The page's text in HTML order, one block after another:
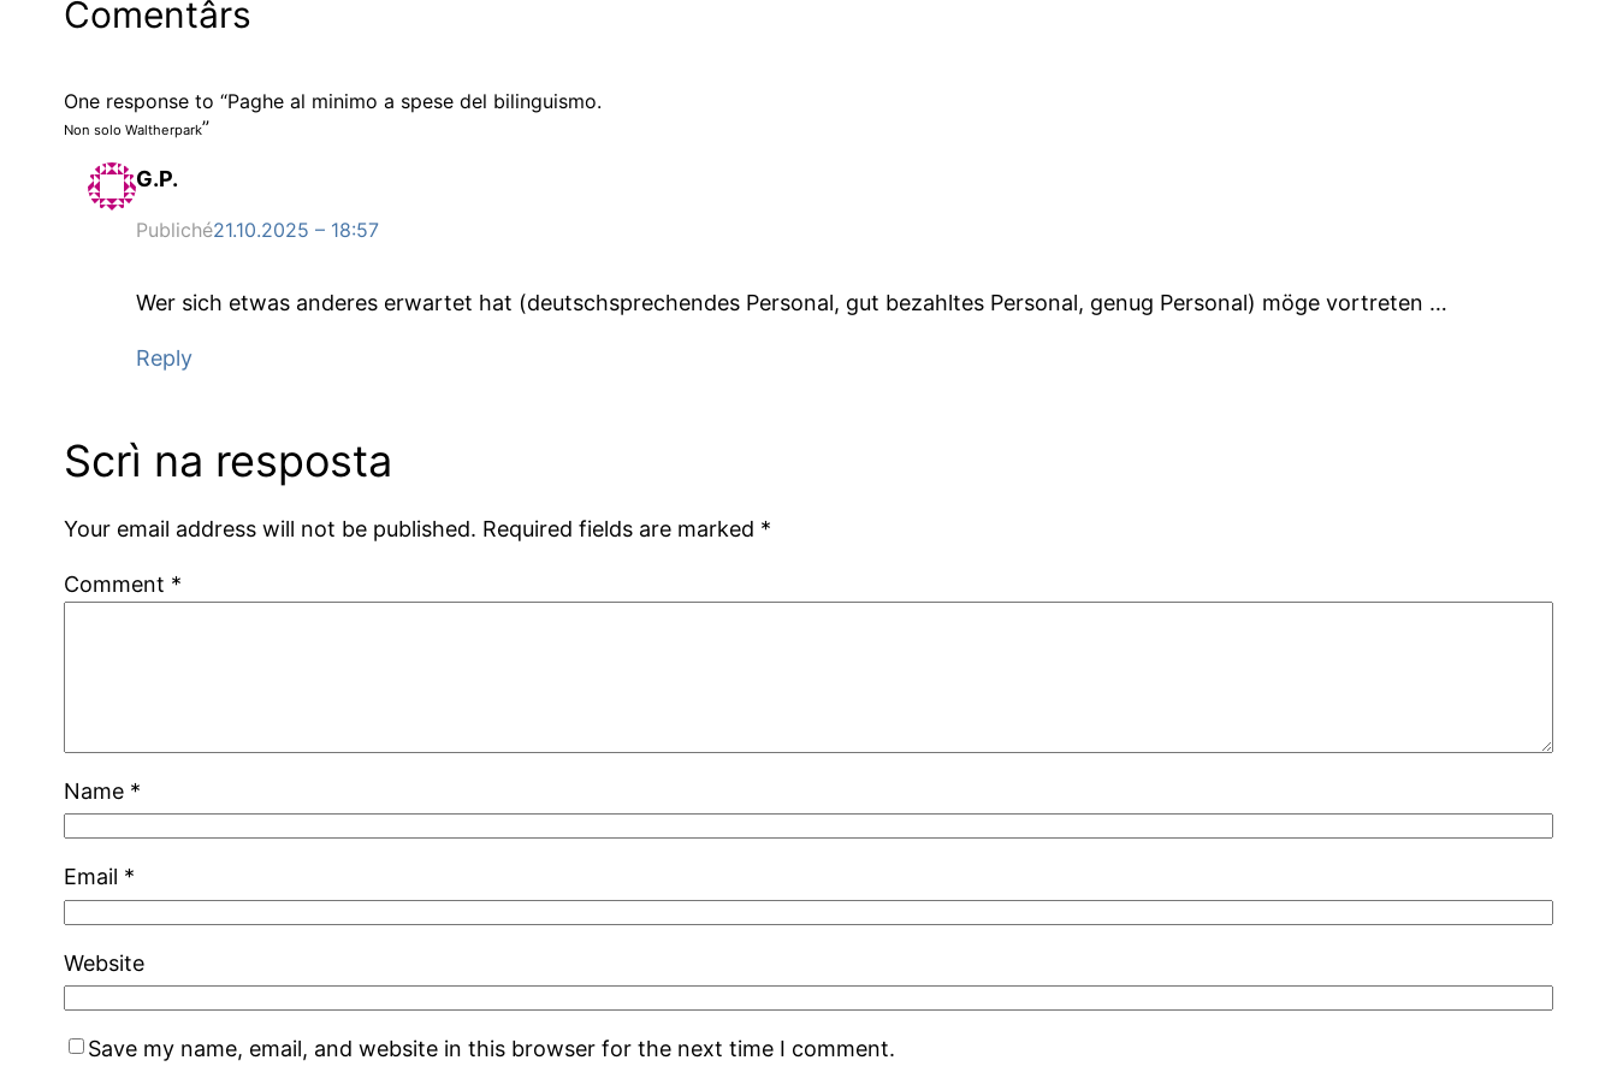
Comentârs
One response to “Paghe al minimo a spese del bilinguismo.
Non solo Waltherpark”
G.P.
Publiché21.10.2025 – 18:57
Wer sich etwas anderes erwartet hat (deutschsprechendes Personal, gut bezahltes Personal, genug Personal) möge vortreten …
Reply
Scrì na resposta
Your email address will not be published. Required fields are marked *
Comment *
Name *
Email *
Website
Save my name, email, and website in this browser for the next time I comment.